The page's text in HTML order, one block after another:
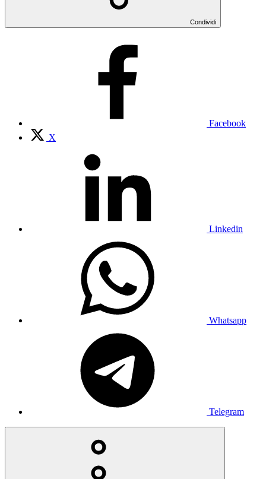
Condividi
Facebook
X
Linkedin
Whatsapp
Telegram